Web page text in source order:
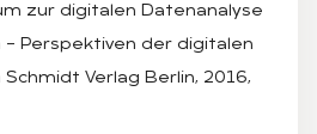
zur digitalen Datenanalyse
– Perspektiven der digitalen
Schmidt Verlag Berlin, 2016,